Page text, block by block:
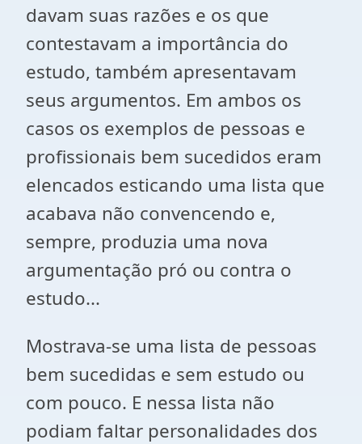
davam suas razões e os que
contestavam a importância do
estudo, também apresentavam
seus argumentos. Em ambos os
casos os exemplos de pessoas e
profissionais bem sucedidos eram
elencados esticando uma lista que
acabava não convencendo e,
sempre, produzia uma nova
argumentação pró ou contra o
estudo...
Mostrava-se uma lista de pessoas
bem sucedidas e sem estudo ou
com pouco. E nessa lista não
podiam faltar personalidades dos